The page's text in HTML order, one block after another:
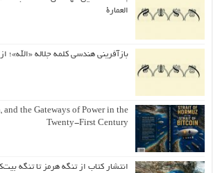
العمارة
بازآفرینی هندسی کلمه جلاله «الله»؛
and the Gateways of Power in the
Twenty-First Century
انتشار کتاب از تنگه هرمز تا تنگه